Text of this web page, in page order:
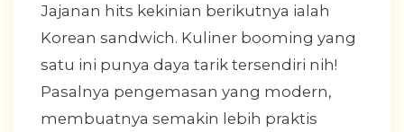
Jajanan hits kekinian berikutnya ialah
Korean sandwich. Kuliner booming yang
satu ini punya daya tarik tersendiri nih!
Pasalnya pengemasan yang modern,
membuatnya semakin lebih praktis